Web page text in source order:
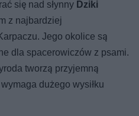
się nad słynny Dziki
z najbardziej
Jego okolice są
dla spacerowiczów z psami.
tworzą przyjemną
dużego wysiłku